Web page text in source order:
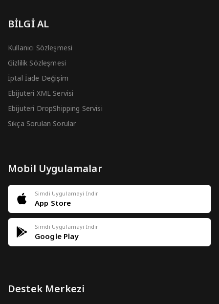
BİLGİ AL
Kullanıcı Sözleşmesi
Gizlilik Sözleşmesi
İptal İade Değişim
Ebijuteri XML Servisi
Ebijuteri DropShipping Servisi
Sıkça Sorulan Sorular
Mobil Uygulamalar
Simdi Uygulamayi Indir
App Store
Simdi Uygulamayi Indir
Google Play
Destek Merkezi